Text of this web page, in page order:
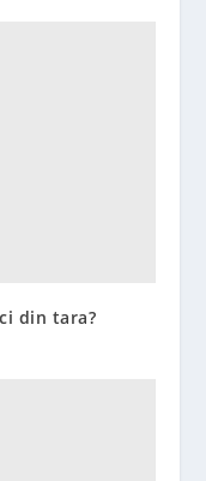
din tara?